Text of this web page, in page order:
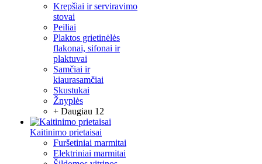
Krepšiai ir serviravimo
stovai
Peiliai
Plaktos grietinėlės
flakonai, sifonai ir
plaktuvai
Samčiai ir
kiaurasamčiai
Skustukai
Žnyplės
+ Daugiau 12
Kaitinimo prietaisai
Furšetiniai marmitai
Elektriniai marmitai